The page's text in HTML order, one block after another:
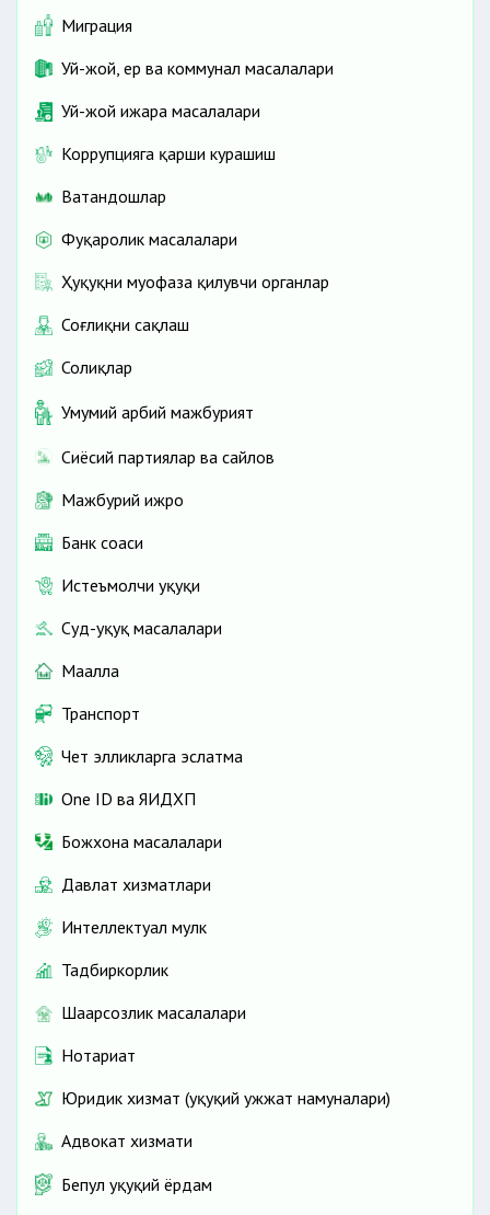
Миграция
Уй-жой, ер ва коммунал масалалари
Уй-жой ижара масалалари
Коррупцияга қарши курашиш
Ватандошлар
Фуқаролик масалалари
Ҳуқуқни муҳофаза қилувчи органлар
Соғлиқни сақлаш
Солиқлар
Умумий ҳарбий мажбурият
Сиёсий партиялар ва сайлов
Мажбурий ижро
Банк соҳаси
Истеъмолчи ҳуқуқи
Суд-ҳуқуқ масалалари
Маҳалла
Транспорт
Чет элликларга эслатма
One ID ва ЯИДХП
Божхона масалалари
Давлат хизматлари
Интеллектуал мулк
Тадбиркорлик
Шаҳарсозлик масалалари
Нотариат
Юридик хизмат (ҳуқуқий ҳужжат намуналари)
Адвокат хизмати
Бепул ҳуқуқий ёрдам